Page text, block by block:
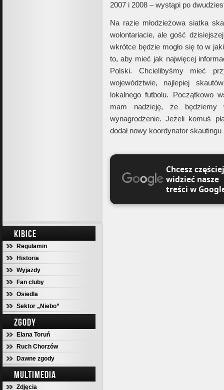
KIBICE
Regulamin
Historia
Wyjazdy
Fan cluby
Osiedla
Sektor „Niebo”
ZGODY
Elana Toruń
Ruch Chorzów
Dawne zgody
MULTIMEDIA
Zdjęcia
2007 i 2008 – wystąpi po
Na razie młodzieżowa siatka
wolontariacie, ale gość
wkrótce będzie mogło się to w
to, aby mieć jak najwięcej
Polski. Chcielibyśmy mieć
województwie, najlepiej
lokalnego futbolu. Początkowo
mam nadzieję, że będziemy
wynagrodzenie. Jeżeli komuś
dodał nowy koordynator skautingu
Chcesz częściej
widzieć nasze
treści w